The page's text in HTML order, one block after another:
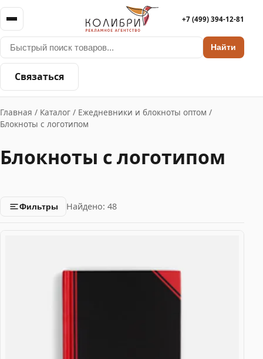
Найти
+7 (499) 394-12-81
Связаться
Главная / Каталог / Ежедневники и блокноты оптом /
Блокноты с логотипом
Блокноты с логотипом
Фильтры Найдено: 48